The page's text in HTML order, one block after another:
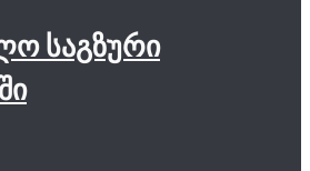
საგზური